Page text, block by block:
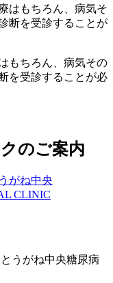
もちろん、病気その
を受診することが必
のご案内
がね中央
CLINIC